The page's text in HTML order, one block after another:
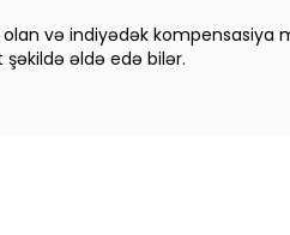
olan və indiyədək
şəkildə əldə edə bilər.